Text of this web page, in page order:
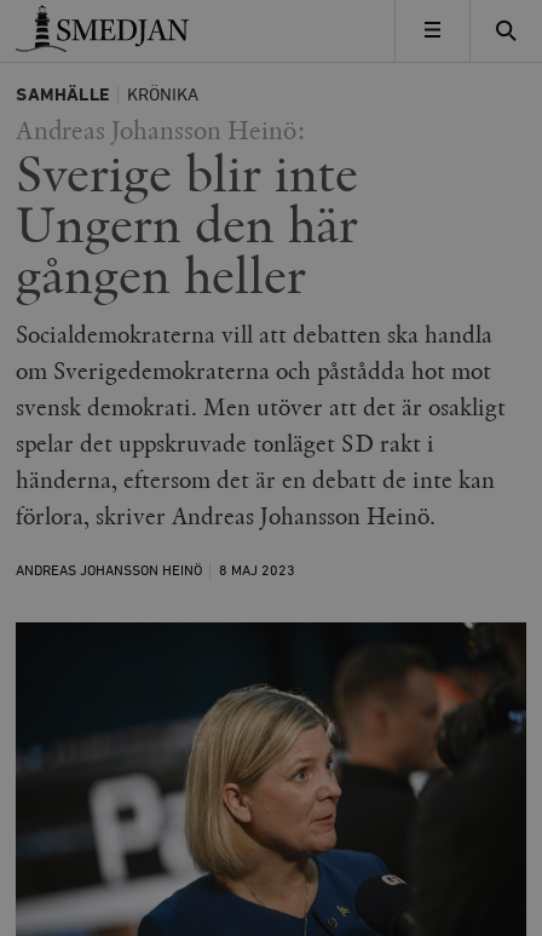
Timbro
MENY
SAMHÄLLE KRÖNIKA
Andreas Johansson Heinö:
Sverige blir inte
Ungern den här
gången heller
Socialdemokraterna vill att debatten ska handla
om Sverigedemokraterna och påstådda hot mot
svensk demokrati. Men utöver att det är osakligt
spelar det uppskruvade tonläget SD rakt i
händerna, eftersom det är en debatt de inte kan
förlora, skriver Andreas Johansson Heinö.
ANDREAS JOHANSSON HEINÖ 8 MAJ 2023